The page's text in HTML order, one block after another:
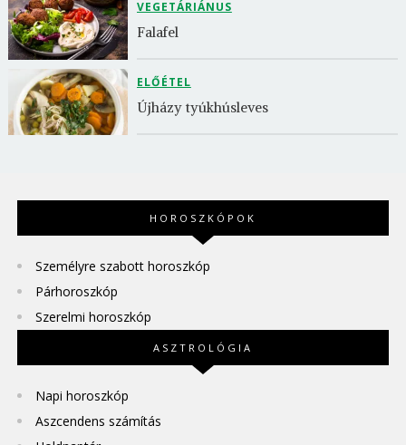
VEGETÁRIÁNUS
Falafel
ELŐÉTEL
Újházy tyúkhúsleves
HOROSZKÓPOK
Személyre szabott horoszkóp
Párhoroszkóp
Szerelmi horoszkóp
ASZTROLÓGIA
Napi horoszkóp
Aszcendens számítás